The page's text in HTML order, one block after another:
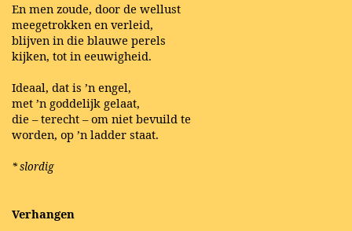
En men zoude, door de wellust
meegetrokken en verleid,
blijven in die blauwe perels
kijken, tot in eeuwigheid.
Ideaal, dat is ’n engel,
met ’n goddelijk gelaat,
die – terecht – om niet bevuild te
worden, op ’n ladder staat.
* slordig
Verhangen